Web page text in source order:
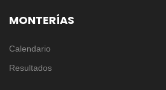
MONTERÍAS
Calendario
Resultados